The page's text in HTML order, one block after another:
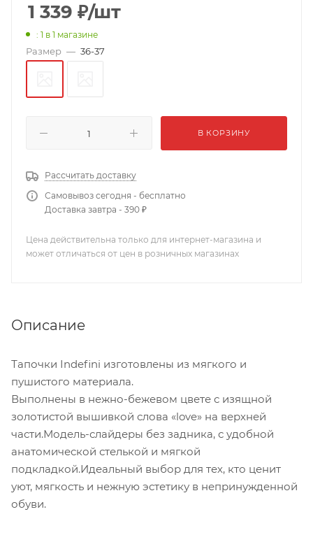
1 339 ₽/шт
: 1 в 1 магазине
Размер — 36-37
В КОРЗИНУ
Рассчитать доставку
Самовывоз сегодня - бесплатно
Доставка завтра - 390 ₽
Цена действительна только для интернет-магазина и
может отличаться от цен в розничных магазинах
Описание
Тапочки Indefini изготовлены из мягкого и
пушистого материала.
Выполнены в нежно-бежевом цвете с изящной
золотистой вышивкой слова «love» на верхней
части.Модель-слайдеры без задника, с удобной
анатомической стелькой и мягкой
подкладкой.Идеальный выбор для тех, кто ценит
уют, мягкость и нежную эстетику в непринужденной
обуви.